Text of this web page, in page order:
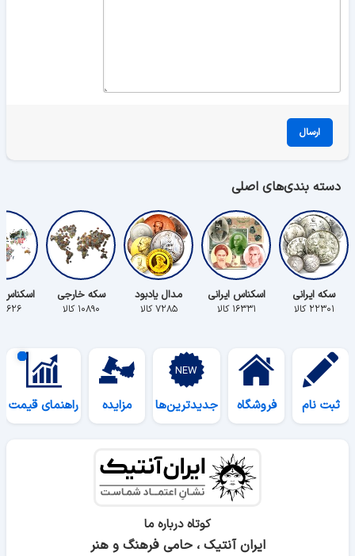
ارسال
دسته بندی‌های اصلی
سکه ایرانی
۲۲۳۰۱ کالا
اسکناس ایرانی
۱۶۳۳۱ کالا
مدال یادبود
۷۲۸۵ کالا
سکه خارجی
۱۰۸۹۰ کالا ۵۶۲۶ کالا
ثبت نام فروشگاه جدیدترین‌ها مزایده راهنمای قیمت
کوتاه درباره ما
ایران آنتیک ، حامی فرهنگ و هنر